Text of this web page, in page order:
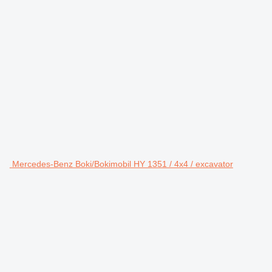
Mercedes-Benz Boki/Bokimobil HY 1351 / 4x4 / excavator